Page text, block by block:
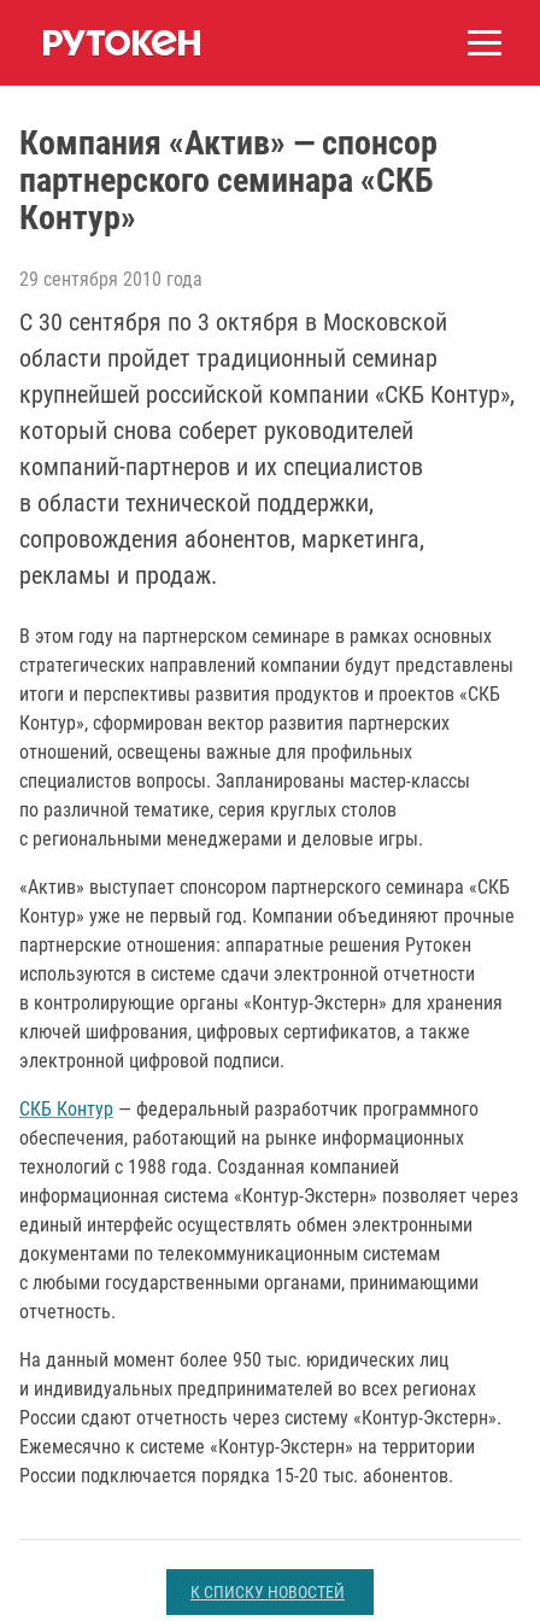
Компания «Актив» — спонсор
партнерского семинара «СКБ
Контур»
29 сентября 2010 года
С 30 сентября по 3 октября в Московской
области пройдет традиционный семинар
крупнейшей российской компании «СКБ Контур»,
который снова соберет руководителей
компаний-партнеров и их специалистов
в области технической поддержки,
сопровождения абонентов, маркетинга,
рекламы и продаж.
В этом году на партнерском семинаре в рамках основных
стратегических направлений компании будут представлены
итоги и перспективы развития продуктов и проектов «СКБ
Контур», сформирован вектор развития партнерских
отношений, освещены важные для профильных
специалистов вопросы. Запланированы мастер-классы
по различной тематике, серия круглых столов
с региональными менеджерами и деловые игры.
«Актив» выступает спонсором партнерского семинара «СКБ
Контур» уже не первый год. Компании объединяют прочные
партнерские отношения: аппаратные решения Рутокен
используются в системе сдачи электронной отчетности
в контролирующие органы «Контур-Экстерн» для хранения
ключей шифрования, цифровых сертификатов, а также
электронной цифровой подписи.
СКБ Контур — федеральный разработчик программного
обеспечения, работающий на рынке информационных
технологий с 1988 года. Созданная компанией
информационная система «Контур-Экстерн» позволяет через
единый интерфейс осуществлять обмен электронными
документами по телекоммуникационным системам
с любыми государственными органами, принимающими
отчетность.
На данный момент более 950 тыс. юридических лиц
и индивидуальных предпринимателей во всех регионах
России сдают отчетность через систему «Контур-Экстерн».
Ежемесячно к системе «Контур-Экстерн» на территории
России подключается порядка 15-20 тыс. абонентов.
К СПИСКУ НОВОСТЕЙ